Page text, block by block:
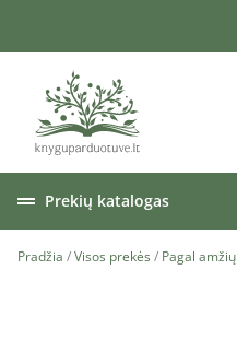
Prekių katalogas
Pradžia /Visos prekės / Pagal amžių